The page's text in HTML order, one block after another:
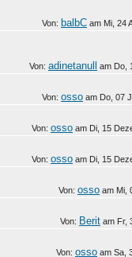
Von: balbC am Mi, 24
Von: adinetanull am Do,
Von: osso am Do, 07
Von: osso am Di, 15
Von: osso am Di, 15
Von: osso am Mi,
Von: Berit am Fr,
Von: osso am Sa,